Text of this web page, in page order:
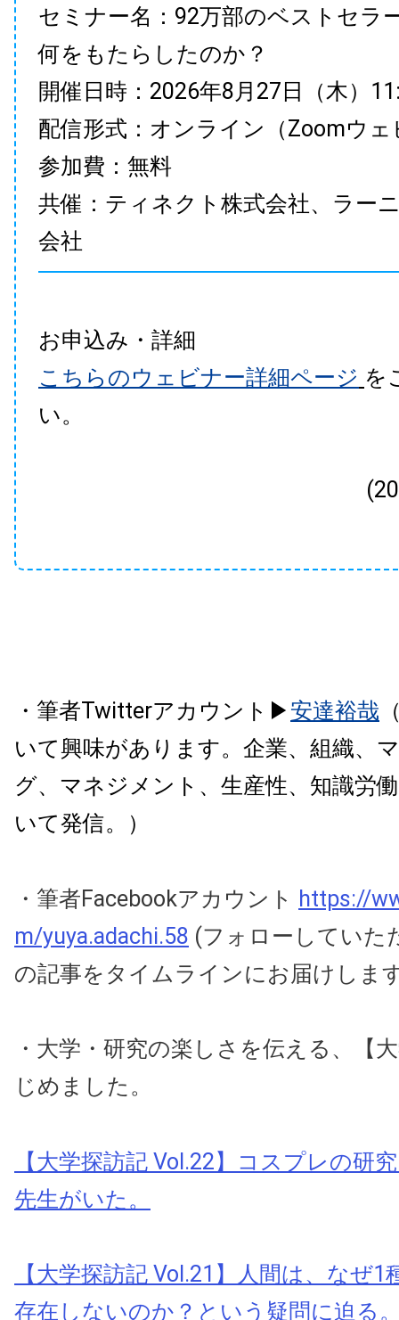
セミナー名：92万部のベストセラ
何をもたらしたのか？
開催日時：2026年8月27日（木）
配信形式：オンライン（Zoomウェ
参加費：無料
共催：ティネクト株式会社、ラー
会社
お申込み・詳細
こちらのウェビナー詳細ページ を
い。
・筆者Twitterアカウント▶ 安達裕哉
いて興味があります。企業、組織、
グ、マネジメント、生産性、知識労
いて発信。
）
・筆者Facebookアカウント https://
m/yuya.adachi.58 (フォローしていた
の記事をタイムラインにお届けしま
・大学・研究の楽しさを伝える、【
じめました。
【大学探訪記 Vol.22】コスプレの研
先生がいた。
【大学探訪記 Vol.21】人間は、なぜ
存在しないのか？という疑問に迫る